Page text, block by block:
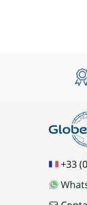
+33